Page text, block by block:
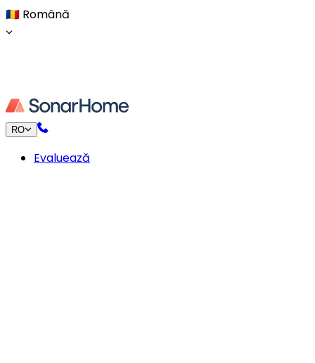
🇷🇴 Română
RO
Evaluează